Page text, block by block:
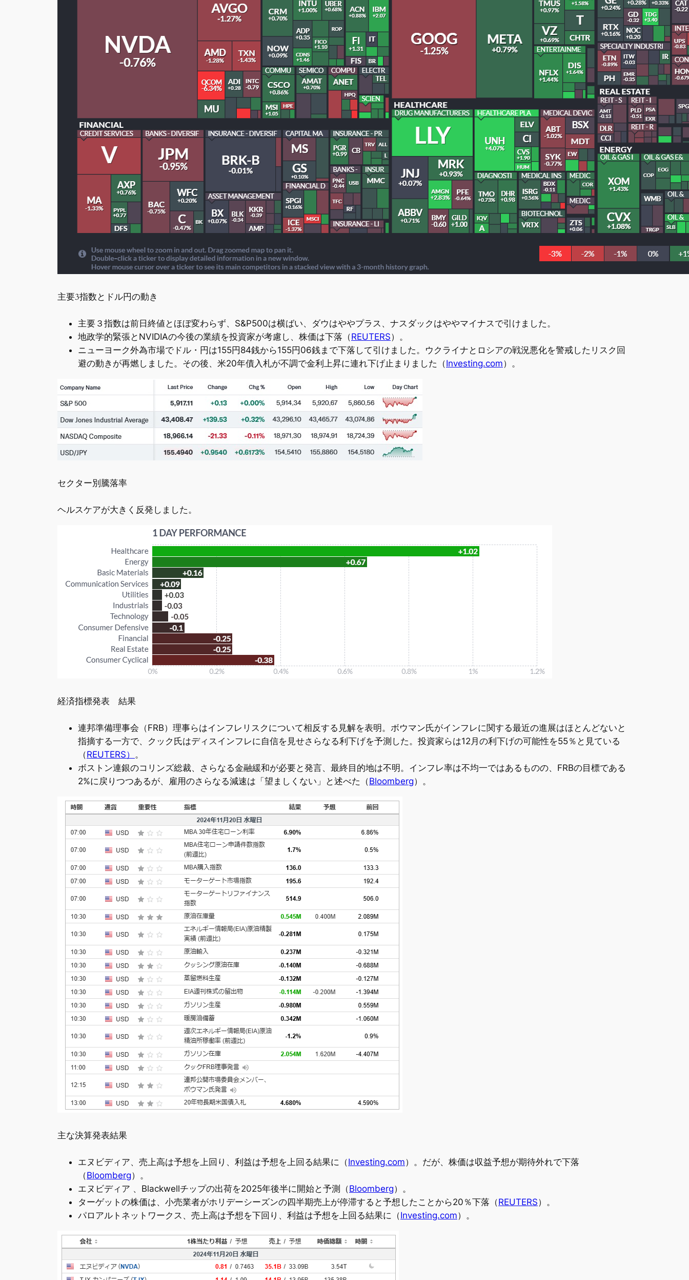
主要3指数とドル円の動き
主要３指数は前日終値とほぼ変わらず、S&P500は横ばい、ダウはややプラス、ナスダックはややマイナスで引けました。
地政学的緊張とNVIDIAの今後の業績を投資家が考慮し、株価は下落（REUTERS）。
ニューヨーク外為市場でドル・円は155円84銭から155円06銭まで下落して引けました。ウクライナとロシアの戦況悪化を警戒したリスク回
避の動きが再燃しました。その後、米20年債入札が不調で金利上昇に連れ下げ止まりました（Investing.com）。
セクター別騰落率
ヘルスケアが大きく反発しました。
経済指標発表 結果
連邦準備理事会（FRB）理事らはインフレリスクについて相反する見解を表明。ボウマン氏がインフレに関する最近の進展はほとんどないと
指摘する一方で、クック氏はディスインフレに自信を見せさらなる利下げを予測した。投資家らは12月の利下げの可能性を55％と見ている
（REUTERS） 。
ボストン連銀のコリンズ総裁、さらなる金融緩和が必要と発言、最終目的地は不明。インフレ率は不均一ではあるものの、FRBの目標である
2%に戻りつつあるが、雇用のさらなる減速は「望ましくない」と述べた（Bloomberg）。
主な決算発表結果
エヌビディア、売上高は予想を上回り、利益は予想を上回る結果に（Investing.com）。だが、株価は収益予想が期待外れで下落
（Bloomberg）。
エヌビディア 、Blackwellチップの出荷を2025年後半に開始と予測（Bloomberg）。
ターゲットの株価は、小売業者がホリデーシーズンの四半期売上が停滞すると予想したことから20％下落（REUTERS）。
パロアルトネットワークス、売上高は予想を下回り、利益は予想を上回る結果に（Investing.com）。